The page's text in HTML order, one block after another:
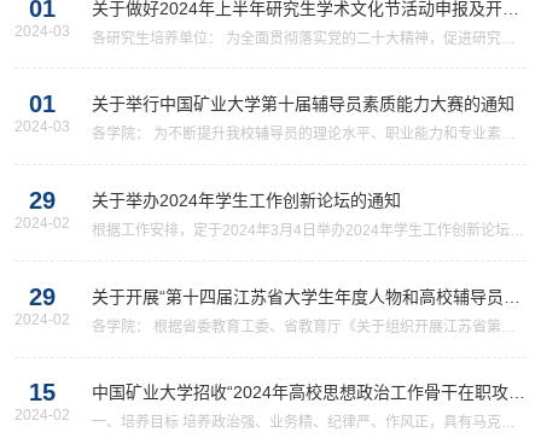
体在校学生（已经...
01
2024-03
关于做好2024年上半年研究生学术文化节活动申报及开展
工作的通知
各研究生培养单位： 为全面贯彻落实党的二十大精神，促进研究生
升研究生思想素质、...
01
2024-03
关于举行中国矿业大学第十届辅导员素质能力大赛的通知
各学院： 为不断提升我校辅导员的理论水平、职业能力和专业素
举行我校第十届辅导员素质...
29
2024-02
关于举办2024年学生工作创新论坛的通知
根据工作安排，定于2024年3月4日举办2024年学生工作创新论坛。
报告厅 三、主 题 围绕立...
29
2024-02
关于开展“第十四届江苏省大学生年度人物和高校辅导员年
度人物”暨2024年“最美大学生”“最美高校辅导...
各学院： 根据省委教育工委、省教育厅《关于组织开展江苏省第十
要求，经研究，决...
15
2024-02
中国矿业大学招收“2024年高校思想政治工作骨干在职攻读
博士学位专项计划”博士研究生简章
一、培养目标 培养政治强、业务精、纪律严、作风正，具有马克思